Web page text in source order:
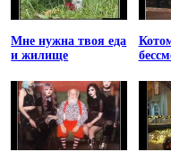
Мне нужна твоя еда
и жилище